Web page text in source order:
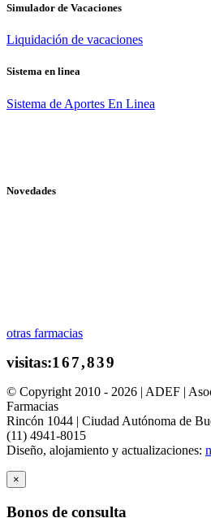
Simulador de Vacaciones
Liquidación de vacaciones
Sistema en linea
Sistema de Aportes En Linea
Novedades
otras farmacias
© Copyright 2010 - 2026 | ADEF |
Farmacias
Rincón 1044 | Ciudad Autónoma de
(11) 4941-8015
Diseño, alojamiento y actualizaciones:
×
Bonos de consulta